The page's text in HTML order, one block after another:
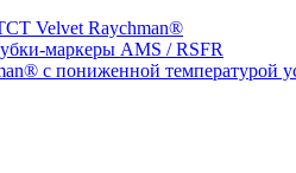
Velvet Raychman®
маркеры AMS / RSFR